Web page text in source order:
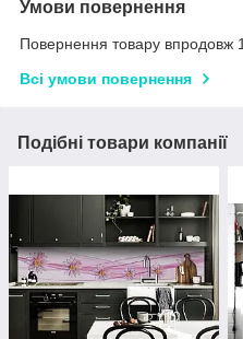
Умови повернення
Повернення товару впродовж
Всі умови повернення
Подібні товари компанії